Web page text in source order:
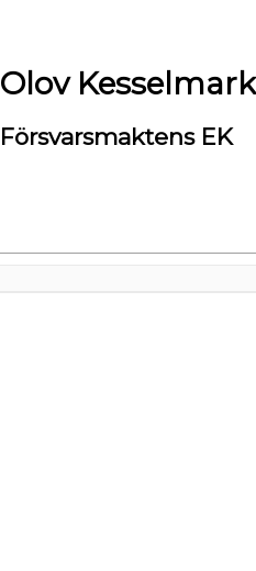
Olov Kesselmark
Försvarsmaktens EK